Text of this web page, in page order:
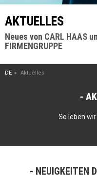
AKTUELLES
Neues von CARL HAAS
FIRMENGRUPPE
DE Aktuelles
So leben
NEUIGKEITEN